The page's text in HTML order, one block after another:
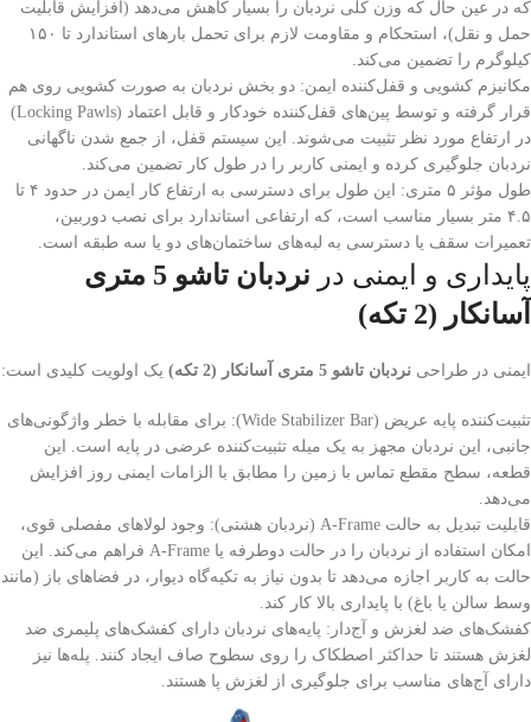
که در عین حال که وزن کلی نردبان را بسیار کاهش می‌دهد (افزایش قابلیت
حمل و نقل)، استحکام و مقاومت لازم برای تحمل بارهای استاندارد تا ۱۵۰
کیلوگرم را تضمین می‌کند.
مکانیزم کشویی و قفل‌کننده ایمن: دو بخش نردبان به صورت کشویی روی هم
قرار گرفته و توسط پین‌های قفل‌کننده خودکار و قابل اعتماد (Locking Pawls)
در ارتفاع مورد نظر تثبیت می‌شوند. این سیستم قفل، از جمع شدن ناگهانی
نردبان جلوگیری کرده و ایمنی کاربر را در طول کار تضمین می‌کند.
طول مؤثر ۵ متری: این طول برای دسترسی به ارتفاع کار ایمن در حدود ۴ تا
۴.۵ متر بسیار مناسب است، که ارتفاعی استاندارد برای نصب دوربین،
تعمیرات سقف یا دسترسی به لبه‌های ساختمان‌های دو یا سه طبقه است.
پایداری و ایمنی در
نردبان تاشو 5 متری
آسانکار (2 تکه)
ایمنی در طراحی نردبان تاشو 5 متری آسانکار (2 تکه) یک اولویت کلیدی است:
تثبیت‌کننده پایه عریض (Wide Stabilizer Bar): برای مقابله با خطر واژگونی‌های
جانبی، این نردبان مجهز به یک میله تثبیت‌کننده عرضی در پایه است. این
قطعه، سطح مقطع تماس با زمین را مطابق با الزامات ایمنی روز افزایش
می‌دهد.
قابلیت تبدیل به حالت A-Frame (نردبان هشتی): وجود لولاهای مفصلی قوی،
امکان استفاده از نردبان را در حالت دوطرفه یا A-Frame فراهم می‌کند. این
حالت به کاربر اجازه می‌دهد تا بدون نیاز به تکیه‌گاه دیوار، در فضاهای باز (مانند
وسط سالن یا باغ) با پایداری بالا کار کند.
کفشک‌های ضد لغزش و آج‌دار: پایه‌های نردبان دارای کفشک‌های پلیمری ضد
لغزش هستند تا حداکثر اصطکاک را روی سطوح صاف ایجاد کنند. پله‌ها نیز
دارای آج‌های مناسب برای جلوگیری از لغزش پا هستند.